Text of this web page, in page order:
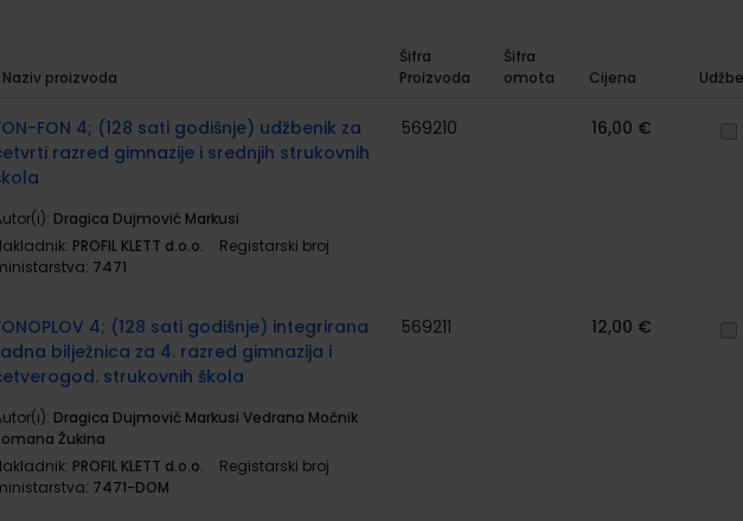
Naziv proizvoda
Šifra
Proizvoda
Šifra
omota
Cijena
FON 4; (128 sati godišnje) udžbenik za
razred gimnazije i srednjih strukovnih
Dragica Dujmović Markusi
PROFIL KLETT d.o.o.
Registarski broj
7471
569210 16,00 €
4; (128 sati godišnje) integrirana
bilježnica za 4. razred gimnazija i
strukovnih škola
Dragica Dujmović Markusi Vedrana Močnik
Žukina
PROFIL KLETT d.o.o.
Registarski broj
7471-DOM
569211 12,00 €